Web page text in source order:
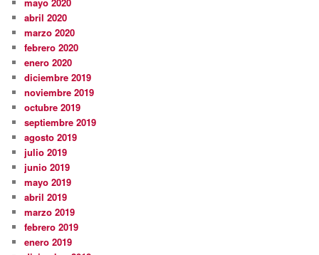
abril 2020
marzo 2020
febrero 2020
enero 2020
diciembre 2019
noviembre 2019
octubre 2019
septiembre 2019
agosto 2019
julio 2019
junio 2019
mayo 2019
abril 2019
marzo 2019
febrero 2019
enero 2019